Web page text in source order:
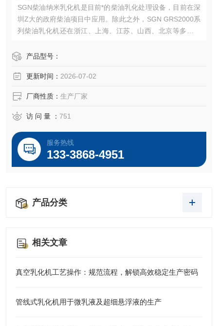
SGN柴油纳米乳化机是目前*的柴油乳化处理设备，目前在深
圳Z大的政府柴油项目中应用。除此之外，SGN GRS2000系
列柴油乳化机还在浙江、上海、江苏、山西、北京等多家大
产品型号：
更新时间： 2026-07-02
厂商性质： 生产厂家
访 问 量 ： 751
服务热线
133-3868-4951
产品分类
相关文章
真空乳化机工艺操作：规范流程，解锁高效稳定生产密码
管线式乳化机用于微乳液及超细悬浮液的生产